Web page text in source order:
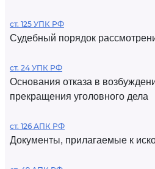
ст. 125 УПК РФ
Судебный порядок
ст. 24 УПК РФ
Основания отказа в
прекращения уголовного дела
ст. 126 АПК РФ
Документы, прилагаемые к